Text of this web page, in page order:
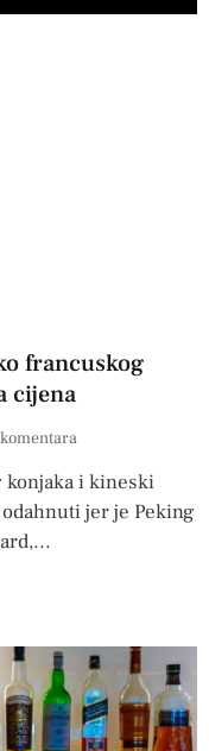
francuskog
cijena
konjaka i kineski
jer je Peking